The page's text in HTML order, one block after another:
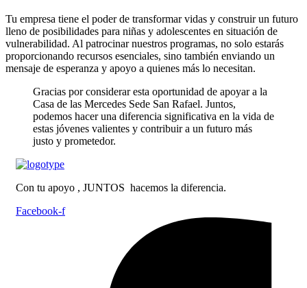
Tu empresa tiene el poder de transformar vidas y construir un futuro
lleno de posibilidades para niñas y adolescentes en situación de
vulnerabilidad. Al patrocinar nuestros programas, no solo estarás
proporcionando recursos esenciales, sino también enviando un
mensaje de esperanza y apoyo a quienes más lo necesitan.
Gracias por considerar esta oportunidad de apoyar a la
Casa de las Mercedes Sede San Rafael. Juntos,
podemos hacer una diferencia significativa en la vida de
estas jóvenes valientes y contribuir a un futuro más
justo y prometedor.
Con tu apoyo , JUNTOS hacemos la diferencia.
Facebook-f